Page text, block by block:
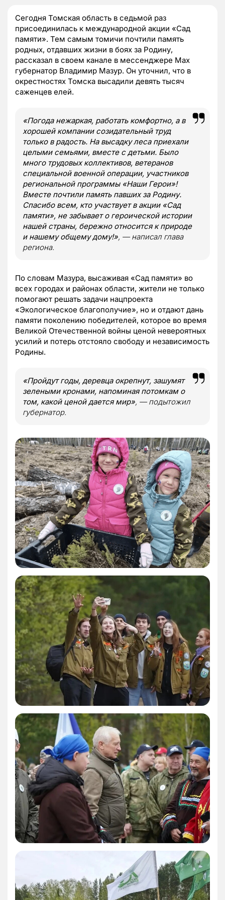
Сегодня Томская область в седьмой раз
присоединилась к международной акции «Сад
памяти». Тем самым томичи почтили память
родных, отдавших жизни в боях за Родину,
рассказал в своем канале в мессенджере Max
губернатор Владимир Мазур. Он уточнил, что в
окрестностях Томска высадили девять тысяч
саженцев елей.
«Погода нежаркая, работать комфортно, а в
хорошей компании созидательный труд
только в радость. На высадку леса приехали
целыми семьями, вместе с детьми. Было
много трудовых коллективов, ветеранов
специальной военной операции, участников
региональной программы «Наши Герои»!
Вместе почтили память павших за Родину.
Спасибо всем, кто участвует в акции «Сад
памяти», не забывает о героической истории
нашей страны, бережно относится к природе
и нашему общему дому!», — написал глава
региона.
По словам Мазура, высаживая «Сад памяти» во
всех городах и районах области, жители не только
помогают решать задачи нацпроекта
«Экологическое благополучие», но и отдают дань
памяти поколению победителей, которое во время
Великой Отечественной войны ценой невероятных
усилий и потерь отстояло свободу и независимость
Родины.
«Пройдут годы, деревца окрепнут, зашумят
зелеными кронами, напоминая потомкам о
том, какой ценой дается мир», — подытожил
губернатор.